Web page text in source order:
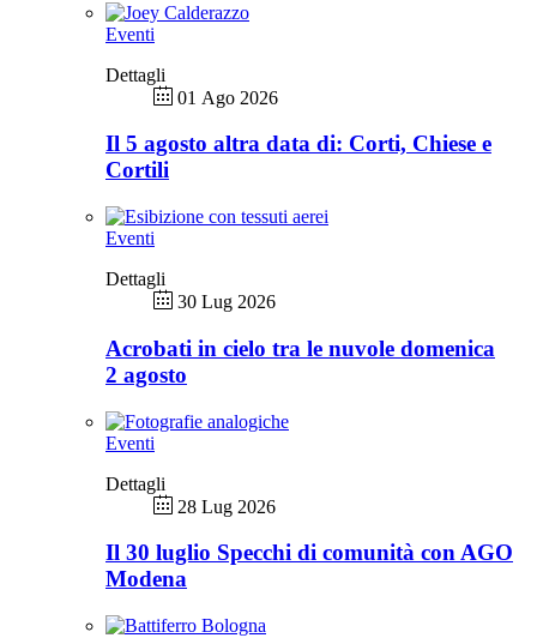
Eventi
Dettagli
01 Ago 2026
Il 5 agosto altra data di: Corti, Chiese e
Cortili
Eventi
Dettagli
30 Lug 2026
Acrobati in cielo tra le nuvole domenica
2 agosto
Eventi
Dettagli
28 Lug 2026
Il 30 luglio Specchi di comunità con AGO
Modena